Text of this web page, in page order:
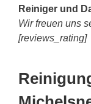
Reiniger und
Wir freuen uns
[reviews_rating]